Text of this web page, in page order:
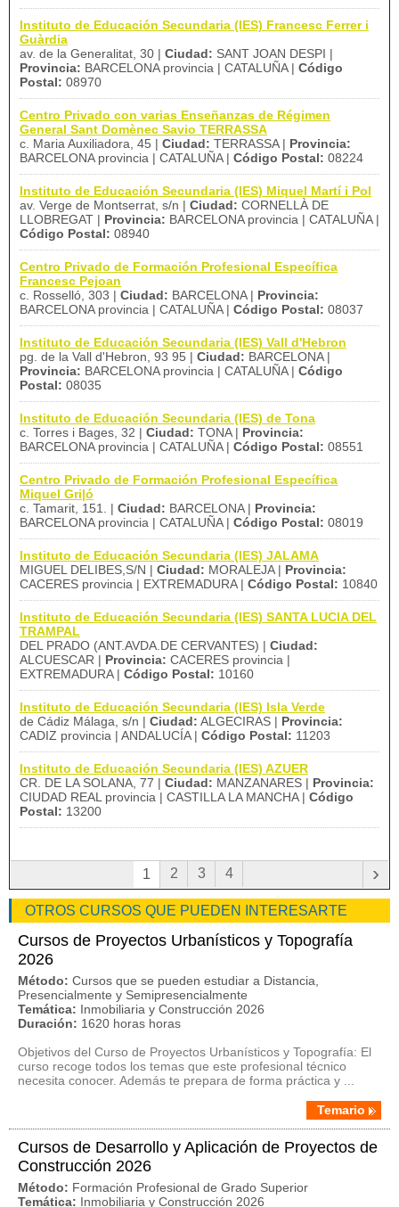
Instituto de Educación Secundaria (IES) Francesc Ferrer i
Guàrdia
av. de la Generalitat, 30 | Ciudad: SANT JOAN DESPI |
Provincia: BARCELONA provincia | CATALUÑA | Código
Postal: 08970
Centro Privado con varias Enseñanzas de Régimen
General Sant Domènec Savio TERRASSA
c. Maria Auxiliadora, 45 | Ciudad: TERRASSA | Provincia:
BARCELONA provincia | CATALUÑA | Código Postal: 08224
Instituto de Educación Secundaria (IES) Miquel Martí i Pol
av. Verge de Montserrat, s/n | Ciudad: CORNELLÀ DE
LLOBREGAT | Provincia: BARCELONA provincia | CATALUÑA |
Código Postal: 08940
Centro Privado de Formación Profesional Específica
Francesc Pejoan
c. Rosselló, 303 | Ciudad: BARCELONA | Provincia:
BARCELONA provincia | CATALUÑA | Código Postal: 08037
Instituto de Educación Secundaria (IES) Vall d'Hebron
pg. de la Vall d'Hebron, 93 95 | Ciudad: BARCELONA |
Provincia: BARCELONA provincia | CATALUÑA | Código
Postal: 08035
Instituto de Educación Secundaria (IES) de Tona
c. Torres i Bages, 32 | Ciudad: TONA | Provincia:
BARCELONA provincia | CATALUÑA | Código Postal: 08551
Centro Privado de Formación Profesional Específica
Miquel Gri|ó
c. Tamarit, 151. | Ciudad: BARCELONA | Provincia:
BARCELONA provincia | CATALUÑA | Código Postal: 08019
Instituto de Educación Secundaria (IES) JALAMA
MIGUEL DELIBES,S/N | Ciudad: MORALEJA | Provincia:
CACERES provincia | EXTREMADURA | Código Postal: 10840
Instituto de Educación Secundaria (IES) SANTA LUCIA DEL
TRAMPAL
DEL PRADO (ANT.AVDA.DE CERVANTES) | Ciudad:
ALCUESCAR | Provincia: CACERES provincia |
EXTREMADURA | Código Postal: 10160
Instituto de Educación Secundaria (IES) Isla Verde
de Cádiz Málaga, s/n | Ciudad: ALGECIRAS | Provincia:
CADIZ provincia | ANDALUCÍA | Código Postal: 11203
Instituto de Educación Secundaria (IES) AZUER
CR. DE LA SOLANA, 77 | Ciudad: MANZANARES | Provincia:
CIUDAD REAL provincia | CASTILLA LA MANCHA | Código
Postal: 13200
1 2 3 4 ›
OTROS CURSOS QUE PUEDEN INTERESARTE
Cursos de Proyectos Urbanísticos y Topografía
2026
Método: Cursos que se pueden estudiar a Distancia,
Presencialmente y Semipresencialmente
Temática: Inmobiliaria y Construcción 2026
Duración: 1620 horas horas
Objetivos del Curso de Proyectos Urbanísticos y Topografía: El
curso recoge todos los temas que este profesional técnico
necesita conocer. Además te prepara de forma práctica y ...
Temario
Cursos de Desarrollo y Aplicación de Proyectos de
Construcción 2026
Método: Formación Profesional de Grado Superior
Temática: Inmobiliaria y Construcción 2026